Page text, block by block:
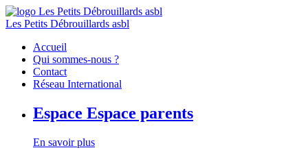
Les Petits Débrouillards asbl
Accueil
Qui sommes-nous ?
Contact
Réseau International
Espace Espace parents
En savoir plus